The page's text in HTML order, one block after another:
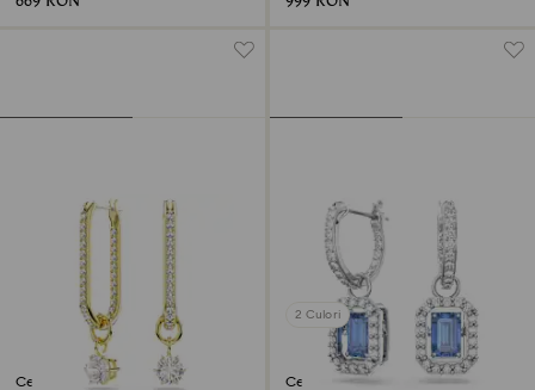
Cercei cu drop Constella
2 Culori
Cercei cu drop Una